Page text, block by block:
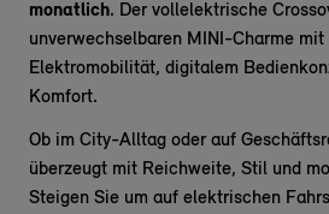
monatlich. Der vollelektrische
unverwechselbaren MINI-Charme
Elektromobilität, digitalem
Komfort.
Ob im City-Alltag oder auf
überzeugt mit Reichweite, Stil und
Steigen Sie um auf elektrischen